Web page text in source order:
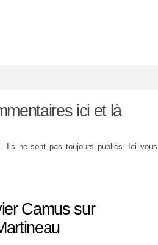
ici et là
Ils ne sont pas toujours publiés. Ici vous
Camus sur